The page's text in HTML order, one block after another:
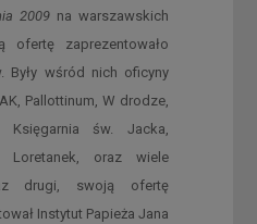
2009na warszawskich
ofertę zaprezentowało
Były wśród nich oficyny
Pallottinum, W drodze,
Księgarnia św. Jacka,
Loretanek, oraz wiele
drugi, swoją ofertę
Instytut Papieża Jana